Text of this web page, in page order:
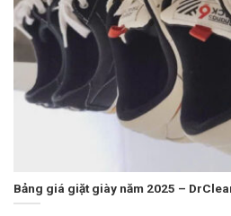
Bảng giá giặt giày năm 2025 –